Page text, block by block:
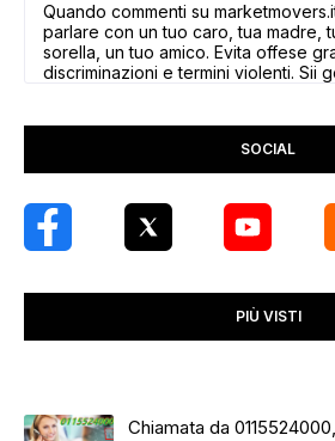
Quando commenti su
parlare con un tuo caro, tua madre,
sorella, un tuo amico. Evita offese
discriminazioni e termini violenti. Sii
SOCIAL
PIÙ VISTI
Chiamata da